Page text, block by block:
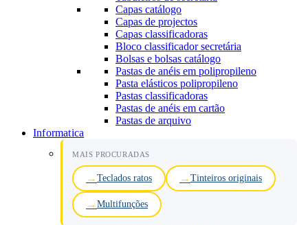
Capas catálogo
Capas de projectos
Capas classificadoras
Bloco classificador secretária
Bolsas e bolsas catálogo
Pastas de anéis em polipropileno
Pasta elásticos polipropileno
Pastas classificadoras
Pastas de anéis em cartão
Pastas de arquivo
Informatica
MAIS PROCURADAS
Teclados ratos Tinteiros originais
Multifunções